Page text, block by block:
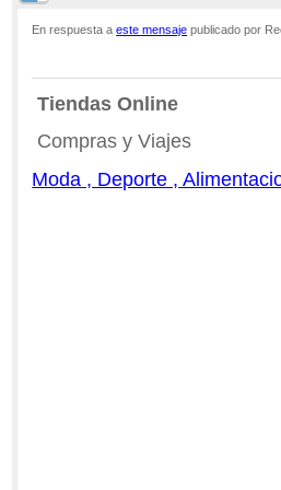
En respuesta aeste mensaje publicado por
Tiendas Online
Compras y Viajes
Moda , Deporte ,